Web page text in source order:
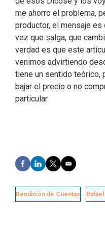
me ahorro el problema,
productor, el mensaje es
vez que salga, que
verdad es que este
venimos advirtiendo
tiene un sentido teórico,
bajar el precio o no
particular.
F
a
e
b
L
i
k
e
T
w
t
t
E
m
i
l
Rendición de Cuentas